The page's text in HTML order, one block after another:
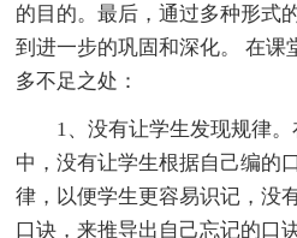
的目的。最后，通过多种形式
到进一步的巩固和深化。 在课
多不足之处：
1、没有让学生发现规律
中，没有让学生根据自己编的
律，以便学生更容易识记，没
口诀，来推导出自己忘记的口